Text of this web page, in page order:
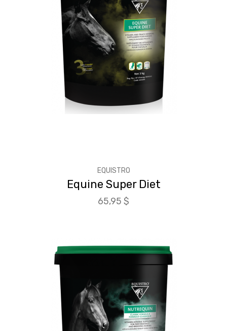
EQUISTRO
Equine Super Diet
Prix
65,95 $